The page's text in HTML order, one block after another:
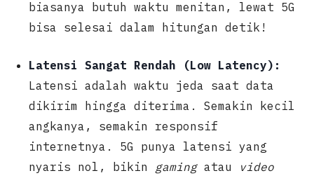
biasanya butuh waktu menitan, lewat 5G
bisa selesai dalam hitungan detik!
Latensi Sangat Rendah (Low Latency):
Latensi adalah waktu jeda saat data
dikirim hingga diterima. Semakin kecil
angkanya, semakin responsif
internetnya. 5G punya latensi yang
nyaris nol, bikin
gamingatau
video